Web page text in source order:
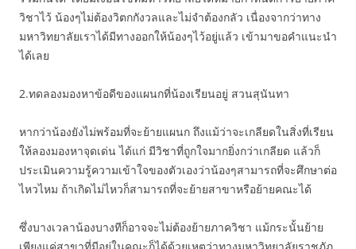
วิชาไว้ น้องๆไม่ต้องวิตกกังวลและไม่จำต้องกลัว เนื่องจากว่าทาง
มหาวิทยาลัยเราได้มีทางออกให้น้องๆไว้อยู่แล้ว เข้ามาขอคำแนะนำ
ได้เลย
2.ทดลองมองหาข้อดีของแผนกที่น้องเรียนอยู่ สวนสุนันทา
หากว่าน้องยังไม่พร้อมที่จะย้ายแผนก ถึงแม้ว่าจะเกลียดในสิ่งที่เรียน
ให้ลองมองหาจุดเด่น ได้แก่ มีวิชาที่ถูกใจมากยิ่งกว่าเกลียด แล้วก็
ประเมินความรู้ความเข้าใจของตัวเองว่าน้องๆสามารถที่จะศึกษาต่อ
ไหวไหม ถ้าเกิดไม่ไหวก็สามารถที่จะย้ายสาขาหรือย้ายคณะได้
ซึ่งบางเวลาน้องบางทีก็อาจจะไม่ต้องย้ายภาควิชา แม้กระนั้นย้าย